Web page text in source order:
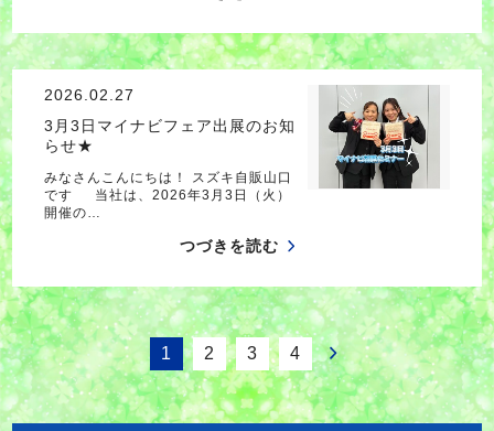
2026.02.27
3月3日マイナビフェア出展のお知
らせ★
みなさんこんにちは！ スズキ自販山口
です 当社は、2026年3月3日（火）
開催の…
つづきを読む
1 2 3 4